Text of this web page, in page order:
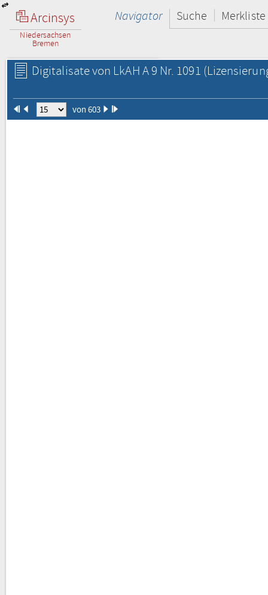
Arcinsys
Niedersachsen
Bremen
Navigator Suche Merkliste
Digitalisate von LkAH A 9 Nr. 1091
von 603